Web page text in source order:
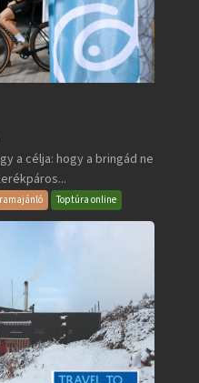
a célja: hogy a bringád ne
Toptúra online